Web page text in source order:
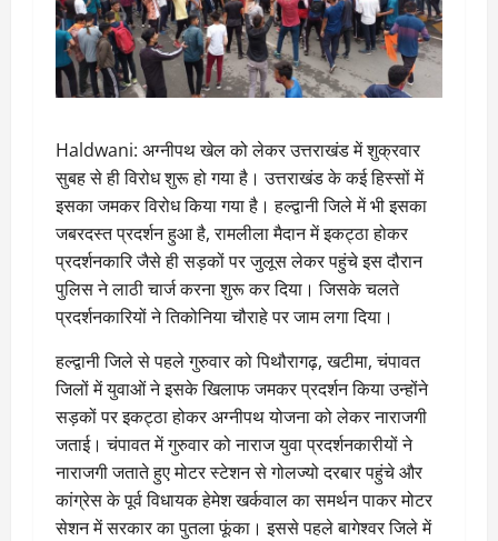
Haldwani: अग्नीपथ खेल को लेकर उत्तराखंड में शुक्रवार
सुबह से ही विरोध शुरू हो गया है। उत्तराखंड के कई हिस्सों में
इसका जमकर विरोध किया गया है। हल्द्वानी जिले में भी इसका
जबरदस्त प्रदर्शन हुआ है, रामलीला मैदान में इकट्ठा होकर
प्रदर्शनकारि जैसे ही सड़कों पर जुलूस लेकर पहुंचे इस दौरान
पुलिस ने लाठी चार्ज करना शुरू कर दिया। जिसके चलते
प्रदर्शनकारियों ने तिकोनिया चौराहे पर जाम लगा दिया।
हल्द्वानी जिले से पहले गुरुवार को पिथौरागढ़, खटीमा, चंपावत
जिलों में युवाओं ने इसके खिलाफ जमकर प्रदर्शन किया उन्होंने
सड़कों पर इकट्ठा होकर अग्नीपथ योजना को लेकर नाराजगी
जताई। चंपावत में गुरुवार को नाराज युवा प्रदर्शनकारीयों ने
नाराजगी जताते हुए मोटर स्टेशन से गोलज्यो दरबार पहुंचे और
कांग्रेस के पूर्व विधायक हेमेश खर्कवाल का समर्थन पाकर मोटर
सेशन में सरकार का पुतला फूंका। इससे पहले बागेश्वर जिले में